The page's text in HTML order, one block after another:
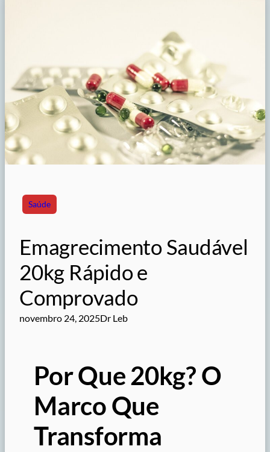
Saúde
Emagrecimento Saudável
20kg Rápido e
Comprovado
novembro 24, 2025Dr Leb
Por Que 20kg? O
Marco Que
Transforma